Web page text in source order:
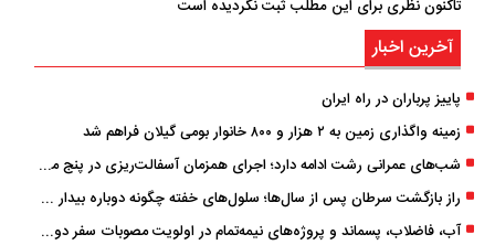
تاکنون نظری برای این مطلب ثبت نگردیده است
آخرین اخبار
پاییز پرباران در راه ایران
زمینه واگذاری زمین به ۲ هزار و ۸۰۰ خانوار بومی گیلان فراهم شد
شب‌های عمرانی رشت ادامه دارد؛ اجرای همزمان آسفالت‌ریزی در پنج منطقه شهری
راز بازگشت سرطان پس از سال‌ها؛ سلول‌های خفته چگونه دوباره بیدار می‌شوند؟
آب، فاضلاب، پسماند و پروژه‌های نیمه‌تمام در اولویت مصوبات سفر دولت